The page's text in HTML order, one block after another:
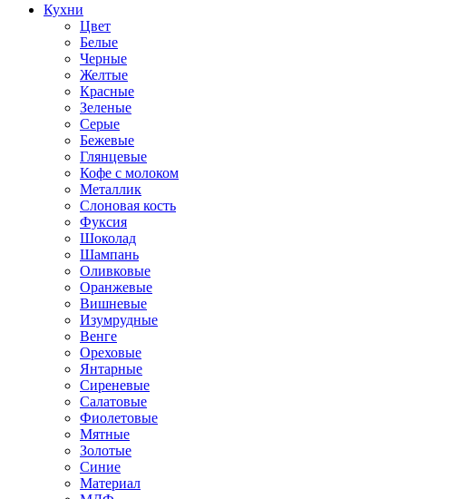
Кухни
Цвет
Белые
Черные
Желтые
Красные
Зеленые
Серые
Бежевые
Глянцевые
Кофе с молоком
Металлик
Слоновая кость
Фуксия
Шоколад
Шампань
Оливковые
Оранжевые
Вишневые
Изумрудные
Венге
Ореховые
Янтарные
Сиреневые
Салатовые
Фиолетовые
Мятные
Золотые
Синие
Материал